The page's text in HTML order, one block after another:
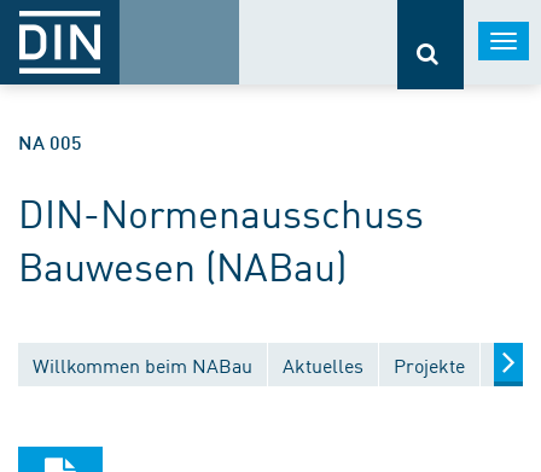
NA 005
DIN-Normenausschuss
Bauwesen (NABau)
Willkommen beim NABau Aktuelles Projekte